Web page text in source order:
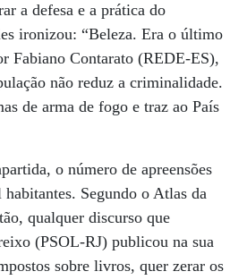
a defesa e a prática do
ironizou: “Beleza. Era o último
Fabiano Contarato (REDE-ES),
não reduz a criminalidade.
de arma de fogo e traz ao País
o número de apreensões
Segundo o Atlas da
qualquer discurso que
(PSOL-RJ) publicou na sua
sobre livros, quer zerar os